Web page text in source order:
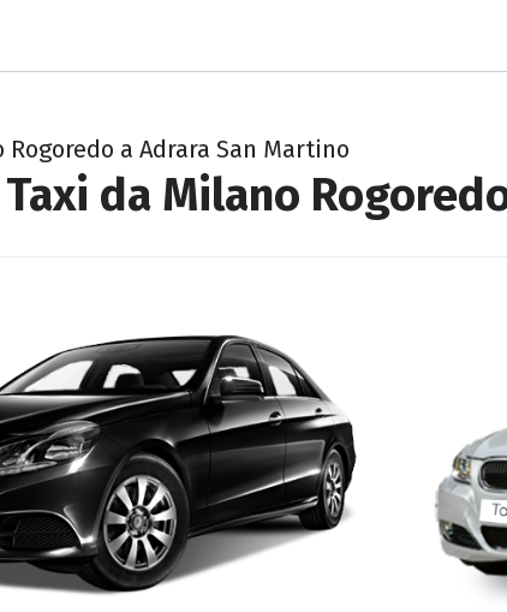
Rogoredo a Adrara San Martino
da Milano